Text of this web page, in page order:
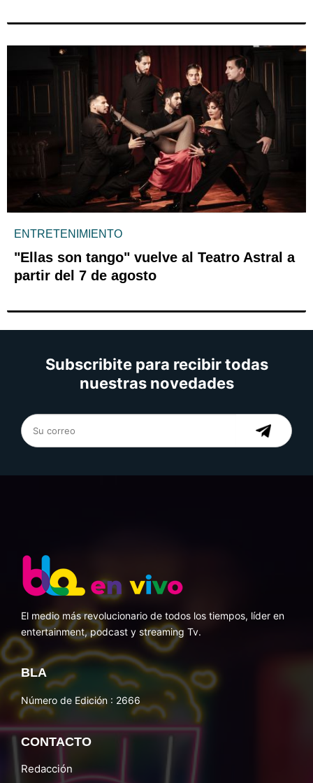
ENTRETENIMIENTO
"Ellas son tango" vuelve al Teatro Astral a
partir del 7 de agosto
Subscribite para recibir todas
nuestras novedades
El medio más revolucionario de todos los tiempos, líder en
entertainment, podcast y streaming Tv.
BLA
Número de Edición : 2666
CONTACTO
Redacción